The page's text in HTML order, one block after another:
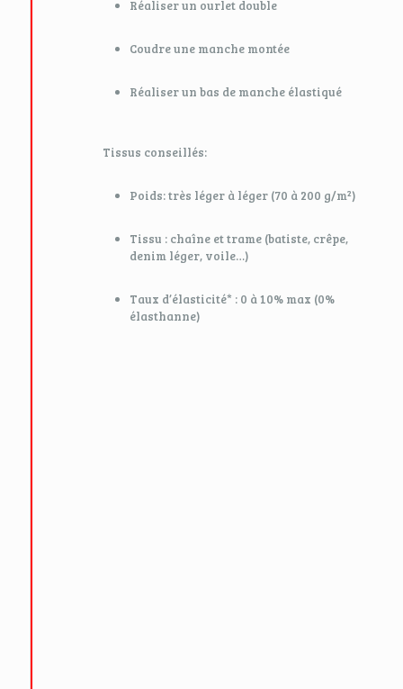
Réaliser un ourlet double
Coudre une manche montée
Réaliser un bas de manche élastiqué
Tissus conseillés:
Poids: très léger à léger (70 à 200 g/m²)
Tissu : chaîne et trame (batiste, crêpe,
denim léger, voile…)
Taux d’élasticité* : 0 à 10% max (0%
élasthanne)